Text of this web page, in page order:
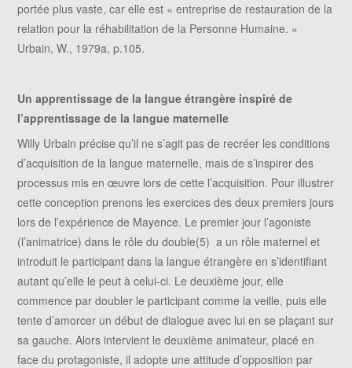
portée plus vaste, car elle est « entreprise de restauration de la
relation pour la réhabilitation de la Personne Humaine. »
Urbain, W., 1979a, p.105.
Un apprentissage de la langue étrangère inspiré de
l’apprentissage de la langue maternelle
Willy Urbain précise qu’il ne s’agit pas de recréer les conditions
d’acquisition de la langue maternelle, mais de s’inspirer des
processus mis en œuvre lors de cette l’acquisition. Pour illustrer
cette conception prenons les exercices des deux premiers jours
lors de l’expérience de Mayence. Le premier jour l’agoniste
(l’animatrice) dans le rôle du double(5) a un rôle maternel et
introduit le participant dans la langue étrangère en s’identifiant
autant qu’elle le peut à celui-ci. Le deuxième jour, elle
commence par doubler le participant comme la veille, puis elle
tente d’amorcer un début de dialogue avec lui en se plaçant sur
sa gauche. Alors intervient le deuxième animateur, placé en
face du protagoniste, il adopte une attitude d’opposition par